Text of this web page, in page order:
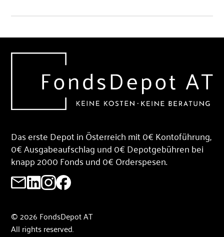
Das erste Depot in Österreich mit 0€ Kontoführung,
0€ Ausgabeaufschlag und 0€ Depotgebühren bei
knapp 2000 Fonds und 0€ Orderspesen.
© 2026 FondsDepot AT
All rights reserved.